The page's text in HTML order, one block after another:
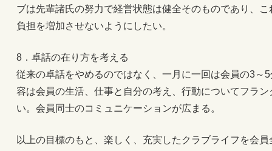
ブは先輩諸氏の努力で経営状態は健全そのものであり、
負担を増加させないようにしたい。
8．卓話の在り方を考える
従来の卓話をやめるのではなく、一月に一回は会員の3～
容は会員の生活、仕事と自分の考え、行動についてフラ
い。会員同士のコミュニケーションが広まる。
以上の目標のもと、楽しく、充実したクラブライフを会